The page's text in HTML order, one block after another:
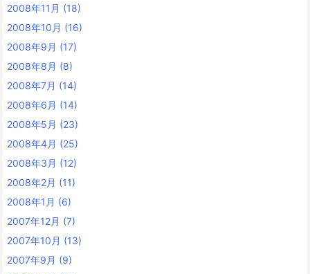
2008年11月 (18)
2008年10月 (16)
2008年9月 (17)
2008年8月 (8)
2008年7月 (14)
2008年6月 (14)
2008年5月 (23)
2008年4月 (25)
2008年3月 (12)
2008年2月 (11)
2008年1月 (6)
2007年12月 (7)
2007年10月 (13)
2007年9月 (9)